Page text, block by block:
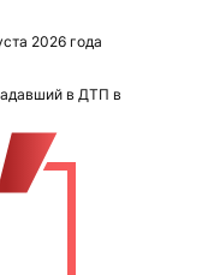
2026 года
в ДТП в